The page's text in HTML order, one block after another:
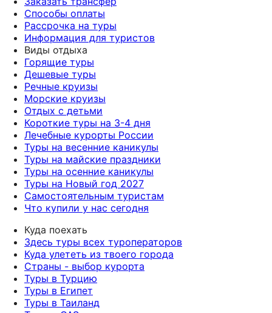
Способы оплаты
Рассрочка на туры
Информация для туристов
Виды отдыха
Горящие туры
Дешевые туры
Речные круизы
Морские круизы
Отдых с детьми
Короткие туры на 3-4 дня
Лечебные курорты России
Туры на весенние каникулы
Туры на майские праздники
Туры на осенние каникулы
Туры на Новый год 2027
Самостоятельным туристам
Что купили у нас сегодня
Куда поехать
Здесь туры всех туроператоров
Куда улететь из твоего города
Страны - выбор курорта
Туры в Турцию
Туры в Египет
Туры в Таиланд